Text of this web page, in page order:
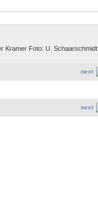
Kramer Foto: U. Schaarschmidt
next
next